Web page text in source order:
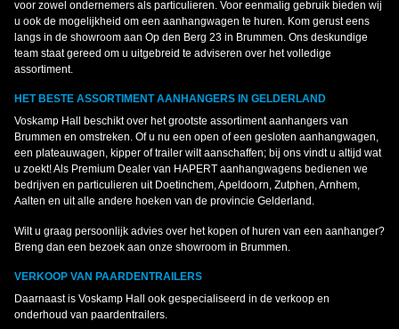
voor zowel ondernemers als particulieren. Voor eenmalig gebruik bieden wij
u ook de mogelijkheid om een aanhangwagen te huren. Kom gerust eens
langs in de showroom aan Op den Berg 23 in Brummen. Ons deskundige
team staat gereed om u uitgebreid te adviseren over het volledige
assortiment.
HET BESTE ASSORTIMENT AANHANGERS IN GELDERLAND
Voskamp Hall beschikt over het grootste assortiment aanhangers van
Brummen en omstreken. Of u nu een open of een gesloten aanhangwagen,
een plateauwagen, kipper of trailer wilt aanschaffen; bij ons vindt u altijd wat
u zoekt! Als Premium Dealer van HAPERT aanhangwagens bedienen we
bedrijven en particulieren uit Doetinchem, Apeldoorn, Zutphen, Arnhem,
Aalten en uit alle andere hoeken van de provincie Gelderland.
Wilt u graag persoonlijk advies over het kopen of huren van een aanhanger?
Breng dan een bezoek aan onze showroom in Brummen.
VERKOOP VAN PAARDENTRAILERS
Daarnaast is Voskamp Hall ook gespecialiseerd in de verkoop en
onderhoud van paardentrailers.